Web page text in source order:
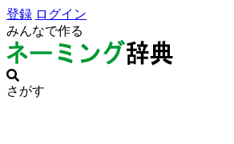
登録 ログイン
みんなで作る
さがす